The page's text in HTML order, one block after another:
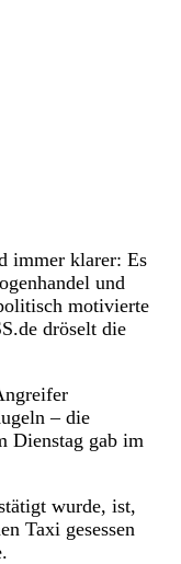
immer klarer: Es
und
motivierte
dröselt die
– die
Dienstag gab im
wurde, ist,
Taxi gesessen